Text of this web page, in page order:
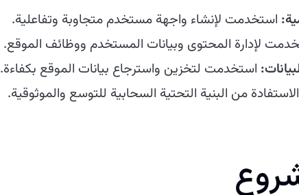
استخدمت لإنشاء واجهة مستخدم متجاوبة وتفاعلية.
لإدارة المحتوى وبيانات المستخدم ووظائف الموقع.
استخدمت لتخزين واسترجاع بيانات الموقع بكفاءة.
الاستفادة من البنية التحتية السحابية للتوسع والموثوقية.